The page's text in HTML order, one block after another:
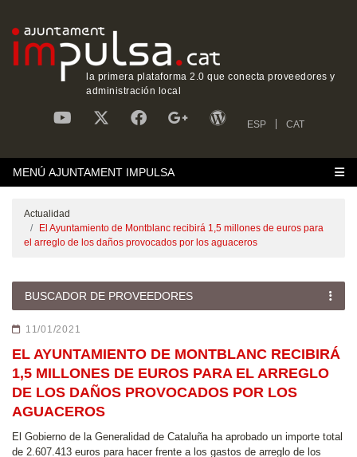
la primera plataforma 2.0 que conecta proveedores y
administración local
ESP CAT
MENÚ AJUNTAMENT IMPULSA
Actualidad
El Ayuntamiento de Montblanc recibirá 1,5 millones de euros para
el arreglo de los daños provocados por los aguaceros
BUSCADOR DE PROVEEDORES
11/01/2021
EL AYUNTAMIENTO DE MONTBLANC RECIBIRÁ
1,5 MILLONES DE EUROS PARA EL ARREGLO
DE LOS DAÑOS PROVOCADOS POR LOS
AGUACEROS
El Gobierno de la Generalidad de Cataluña ha aprobado un importe total
de 2.607.413 euros para hacer frente a los gastos de arreglo de los